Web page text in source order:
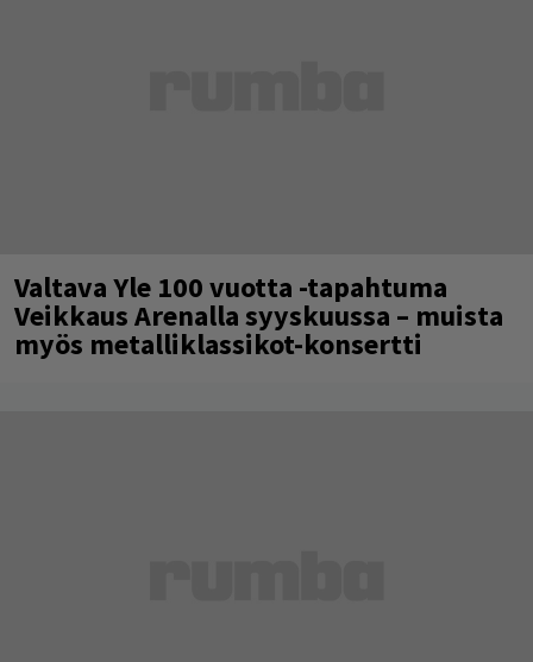
Valtava Yle 100 vuotta -tapahtuma
Veikkaus Arenalla syyskuussa – muista
myös metalliklassikot-konsertti